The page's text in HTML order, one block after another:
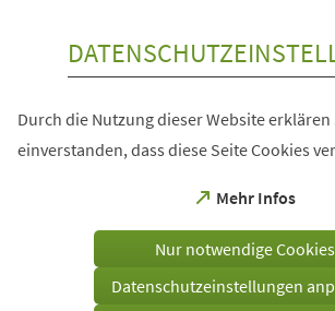
Durch die Nutzung dieser Website
einverstanden, dass diese Seite Cookies
Mehr Infos
(Öffnet
einem
Tab)
Nur notwendige Cookies
Datenschutzeinstellungen